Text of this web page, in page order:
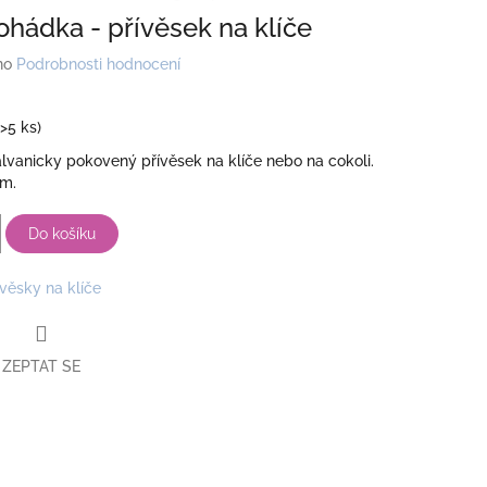
- přívěsek na klíče
Podrobnosti hodnocení
ks)
pokovený přívěsek na klíče nebo na cokoli.
Do košíku
na klíče
ZEPTAT SE